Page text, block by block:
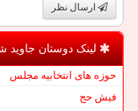
ارسال نظر
لینک دوستان جاوید
حوزه های انتخابیه مجلس
فیش حج